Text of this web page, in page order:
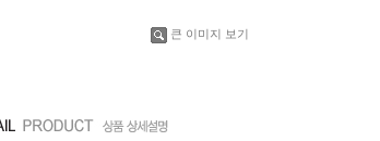
큰 이미지 보기